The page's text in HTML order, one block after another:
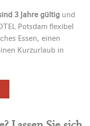
3 Jahre gültig und
Potsdam flexibel
Essen, einen
Kurzurlaub in